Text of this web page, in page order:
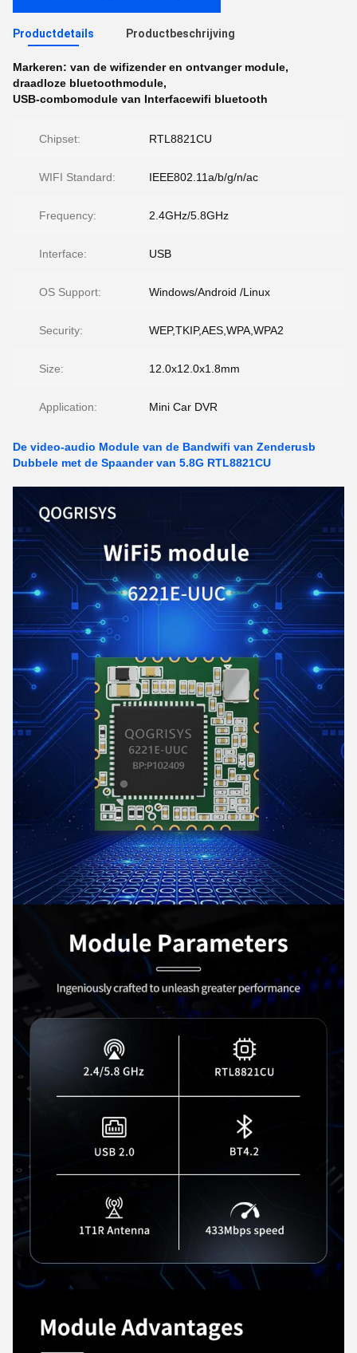
Productdetails Productbeschrijving
Markeren: van de wifizender en ontvanger module,
draadloze bluetoothmodule,
USB-combomodule van Interfacewifi bluetooth
Chipset: RTL8821CU
WIFI Standard: IEEE802.11a/b/g/n/ac
Frequency: 2.4GHz/5.8GHz
Interface: USB
OS Support: Windows/Android /Linux
Security: WEP,TKIP,AES,WPA,WPA2
Size: 12.0x12.0x1.8mm
Application: Mini Car DVR
De video-audio Module van de Bandwifi van Zenderusb
Dubbele met de Spaander van 5.8G RTL8821CU